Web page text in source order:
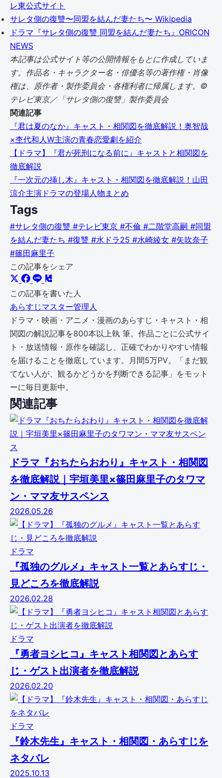
レ東公式サイト
サレタ側の復讐〜同盟を結んだ妻たち〜 Wikipedia
ドラマ『サレタ側の復讐 同盟を結んだ妻たち』ORICON
NEWS
本記事は公式サイト等の公開情報をもとに作成していま
す。作品名・キャラクター名・俳優名等の著作権・肖像
権は、原作者・製作委員会・各権利者に帰属します。©
テレビ東京／「サレタ側の復讐」製作委員会
関連記事
『君は夏のなか』キャスト・相関図を徹底解説！奥智哉
×杢代和人W主演の青春恋愛劇を紹介
【ドラマ】『君が死刑になる前に』キャストと相関図を
徹底解説
『一次元の挿し木』キャスト・相関図を徹底解説！山田
涼介主演ドラマの登場人物まとめ
Tags
#サレタ側の復讐 #テレビ東京 #不倫 #二階堂高嗣 #同盟
を結んだ妻たち #復讐 #水ドラ25 #水崎綾女 #矢吹奈子
#篠田麻里子
この記事をシェア
この記事を書いた人
あらすじマスター管理人
ドラマ・映画・アニメ・漫画のあらすじ・キャスト・相
関図の解説記事を800本以上執 筆。作品ごとに公式サイ
ト・放送情報・原作を確認し、正確でわかりやすい情報
を届けることを徹底しています。月間5万PV。「まだ観
てない人が、観るかどうかを判断できる記事」をモット
ーに毎日更新中。
関連記事
ドラマ『おちたらおわり』キャスト・相関図
を徹底解説｜宇垣美里×篠田麻里子のタワマ
ン・ママ友サスペンス
2026.05.26
ドラマ
『孤独のグルメ』キャスト一覧とあらすじ・
見どころを徹底解説
2026.02.28
ドラマ
『勇者ヨシヒコ』キャスト相関図とあらす
じ・ゲスト出演者を徹底解説
2026.02.20
ドラマ
『鈴木先生』キャスト・相関図・あらすじを
ネタバレ
2025.10.13